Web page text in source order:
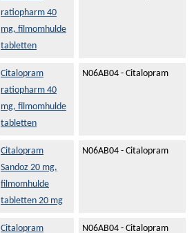
ratiopharm 40
mg, filmomhulde
tabletten
Citalopram
ratiopharm 40
mg, filmomhulde
tabletten
N06AB04 - Citalopram
Citalopram
Sandoz 20 mg,
filmomhulde
tabletten 20 mg
N06AB04 - Citalopram
Citalopram
N06AB04 - Citalopram